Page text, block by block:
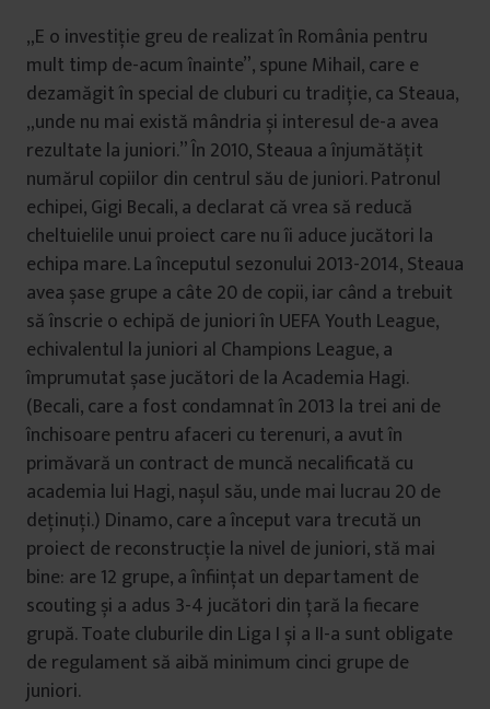
„E o investiție greu de realizat în România pentru
mult timp de-acum înainte”, spune Mihail, care e
dezamăgit în special de cluburi cu tradiție, ca Steaua,
„unde nu mai există mândria și interesul de-a avea
rezultate la juniori.” În 2010, Steaua a înjumătățit
numărul copiilor din centrul său de juniori. Patronul
echipei, Gigi Becali, a declarat că vrea să reducă
cheltuielile unui proiect care nu îi aduce jucători la
echipa mare. La începutul sezonului 2013-2014, Steaua
avea șase grupe a câte 20 de copii, iar când a trebuit
să înscrie o echipă de juniori în UEFA Youth League,
echivalentul la juniori al Champions League, a
împrumutat șase jucători de la Academia Hagi.
(Becali, care a fost condamnat în 2013 la trei ani de
închisoare pentru afaceri cu terenuri, a avut în
primăvară un contract de muncă necalificată cu
academia lui Hagi, nașul său, unde mai lucrau 20 de
deținuți.) Dinamo, care a început vara trecută un
proiect de reconstrucție la nivel de juniori, stă mai
bine: are 12 grupe, a înființat un departament de
scouting și a adus 3-4 jucători din țară la fiecare
grupă. Toate cluburile din Liga I și a II-a sunt obligate
de regulament să aibă minimum cinci grupe de
juniori.